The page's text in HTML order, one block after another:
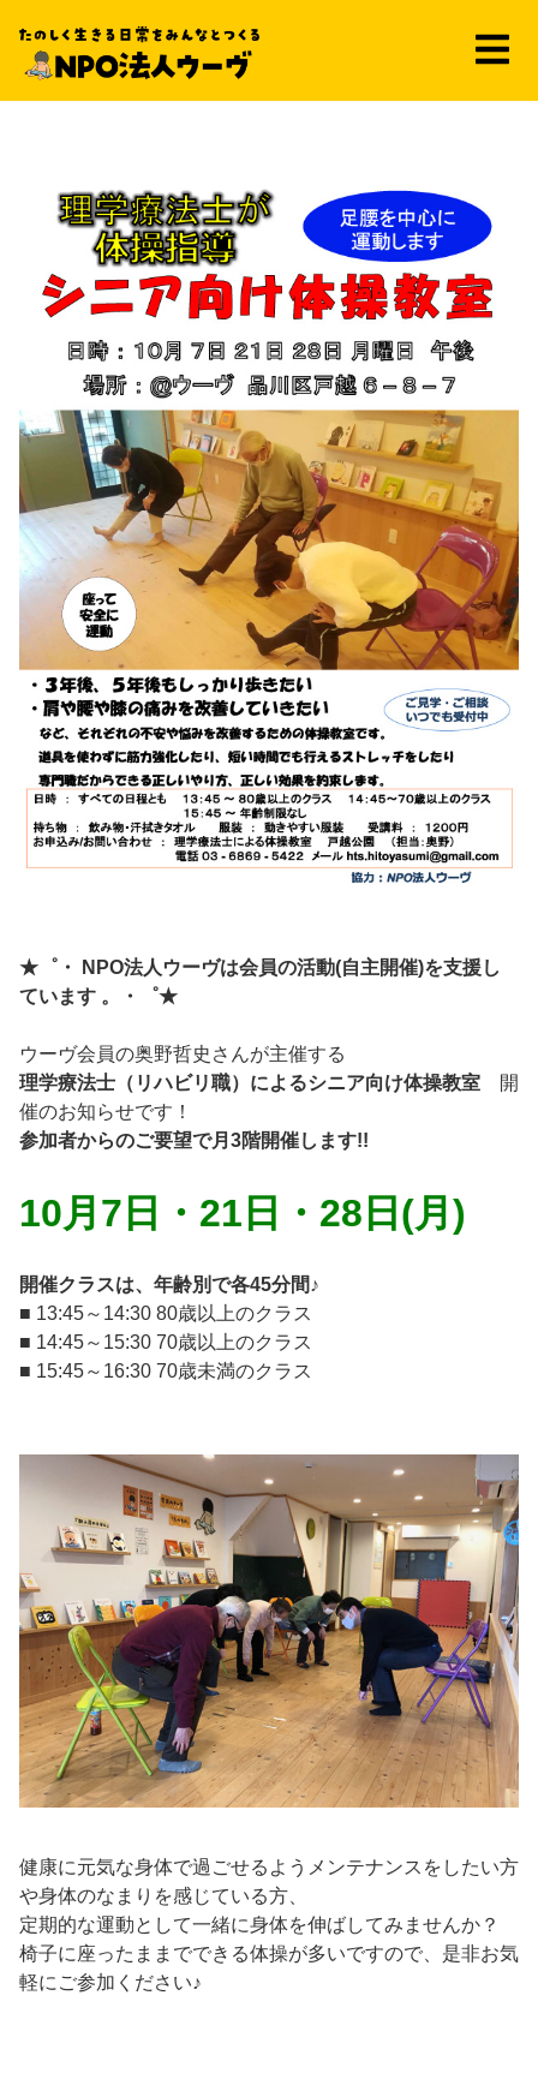
シニア向け体操教室～10月～
★゜・ NPO法人ウーヴは会員の活動(自主開催)を支援し
ています 。・゜★
ウーヴ会員の奥野哲史さんが主催する
理学療法士（リハビリ職）によるシニア向け体操教室
開
催のお知らせです！
参加者からのご要望で月3階開催します!!
10月7日・21日・28日(月)
開催クラスは、年齢別で各45分間♪
■ 13:45～14:30 80歳以上のクラス
■ 14:45～15:30 70歳以上のクラス
■ 15:45～16:30 70歳未満のクラス
健康に元気な身体で過ごせるようメンテナンスをしたい方
や身体のなまりを感じている方、
定期的な運動として一緒に身体を伸ばしてみませんか？
椅子に座ったままでできる体操が多いですので、是非お気
軽にご参加ください♪